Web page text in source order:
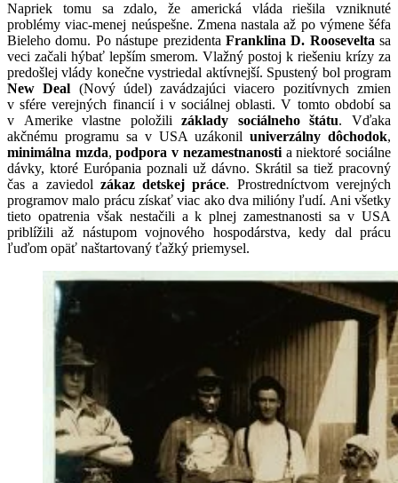
Napriek tomu sa zdalo, že americká vláda riešila vzniknuté
problémy viac-menej neúspešne. Zmena nastala až po výmene šéfa
Bieleho domu. Po nástupe prezidenta Franklina D. Roosevelta sa
veci začali hýbať lepším smerom. Vlažný postoj k riešeniu krízy za
predošlej vlády konečne vystriedal aktívnejší. Spustený bol program
New Deal (Nový údel) zavádzajúci viacero pozitívnych zmien
v sfére verejných financií i v sociálnej oblasti. V tomto období sa
v Amerike vlastne položilizáklady sociálneho štátu. Vďaka
akčnému programu sa v USA uzákonil univerzálny dôchodok,
minimálna mzda,podpora v nezamestnanostia niektoré sociálne
dávky, ktoré Európania poznali už dávno. Skrátil sa tiež pracovný
čas a zaviedol zákaz detskej práce. Prostredníctvom verejných
programov malo prácu získať viac ako dva milióny ľudí. Ani všetky
tieto opatrenia však nestačili a k plnej zamestnanosti sa v USA
priblížili až nástupom vojnového hospodárstva, kedy dal prácu
ľuďom opäť naštartovaný ťažký priemysel.